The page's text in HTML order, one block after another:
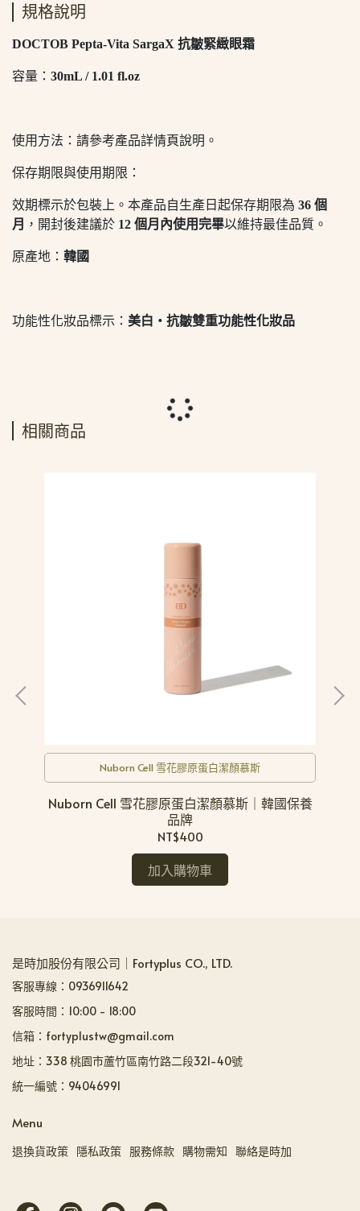
規格說明
DOCTOB Pepta-Vita SargaX 抗皺緊緻眼霜
容量： 30mL / 1.01 fl.oz
使用方法：請參考產品詳情頁說明。
保存期限與使用期限：
效期標示於包裝上。本產品自生產日起保存期限為 36 個
月 ，開封後建議於 12 個月內使用完畢以維持最佳品質。
原產地： 韓國
功能性化妝品標示： 美白・抗皺雙重功能性化妝品
相關商品
Nuborn Cell 雪花膠原蛋白潔顏慕斯
Nuborn Cell 雪花膠原蛋白潔顏慕斯｜韓國保養
品牌
NT$400
加入購物車
是時加股份有限公司｜Fortyplus CO., LTD.
客服專線：0936911642
客服時間：10:00 - 18:00
信箱：fortyplustw@gmail.com
地址：338 桃園市蘆竹區南竹路二段321-40號
統一編號：94046991
Menu
退換貨政策 隱私政策 服務條款 購物需知 聯絡是時加